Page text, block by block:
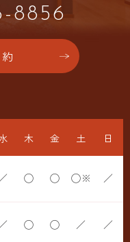
8856
木 金 土 日
◯ ◯ ◯※ ／
◯ ◯ ／ ／